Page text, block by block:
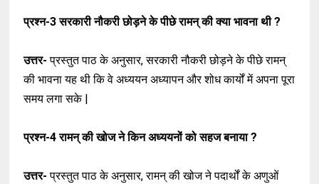
प्रश्न-3सरकारी नौकरी छोड़ने के पीछे रामन् की क्या भावना थी ?
उत्तर- प्रस्तुत पाठ के अनुसार, सरकारी नौकरी छोड़ने के पीछे रामन्
की भावना यह थी कि वे अध्ययन अध्यापन और शोध कार्यों में अपना पूरा
समय लगा सके |
प्रश्न-4रामन् की खोज ने किन अध्ययनों को सहज बनाया ?
उत्तर- प्रस्तुत पाठ के अनुसार, रामन् की खोज ने पदार्थों के अणुओं